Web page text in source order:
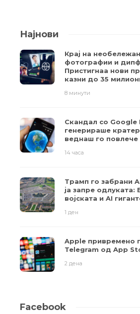
Најнови
Крај на
фотографии и
Пристигнаа нови
казни до 35
8 минути
Скандал со Google
генерираше
веднаш го повлече
14 часа
Трамп го забрани
ја запре одлуката:
војската и AI
1 ден
Apple привремено
Telegram од App
2 дена
Facebook